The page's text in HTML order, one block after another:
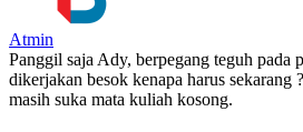
Atmin
Panggil saja Ady, berpegang teguh pada
dikerjakan besok kenapa harus sekarang
masih suka mata kuliah kosong.